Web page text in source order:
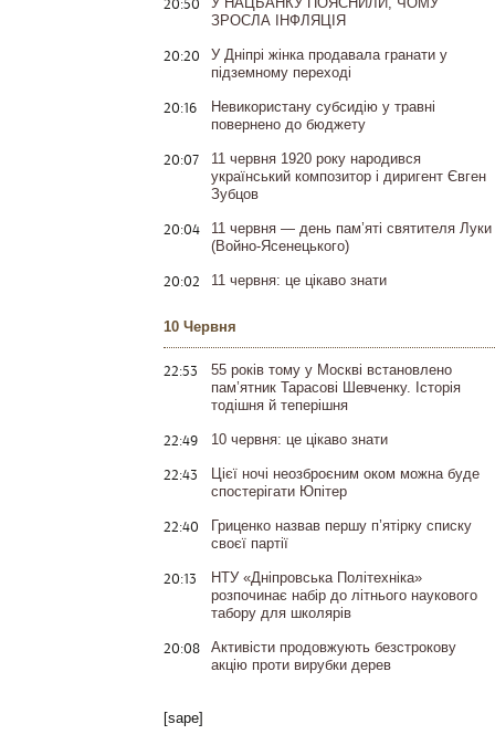
ЗРОСЛА ІНФЛЯЦІЯ
20:20
У Дніпрі жінка продавала гранати у
підземному переході
20:16
Невикористану субсидію у травні
повернено до бюджету
20:07
11 червня 1920 року народився
український композитор і диригент Євген
Зубцов
20:04
11 червня — день пам’яті святителя Луки
(Войно-Ясенецького)
20:02 11 червня: це цікаво знати
10 Червня
22:53
55 років тому у Москві встановлено
пам’ятник Тарасові Шевченку. Історія
тодішня й теперішня
22:49 10 червня: це цікаво знати
22:43
Цієї ночі неозброєним оком можна буде
спостерігати Юпітер
22:40
Гриценко назвав першу п’ятірку списку
своєї партії
20:13
НТУ «Дніпровська Політехніка»
розпочинає набір до літнього наукового
табору для школярів
20:08
Активісти продовжують безстрокову
акцію проти вирубки дерев
[sape]